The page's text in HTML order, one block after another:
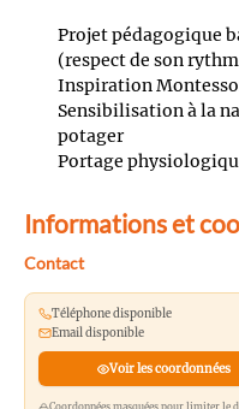
Projet pédagogique
(respect de son
Inspiration
Sensibilisation à la
potager
Portage
Informations et
Contact
Téléphone disponible
Email disponible
Voir les coordonnées